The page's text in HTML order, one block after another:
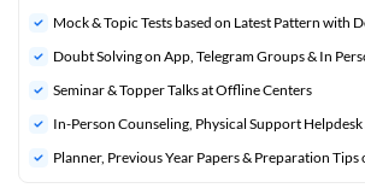
Mock & Topic Tests based on Latest Pattern with
Doubt Solving on App, Telegram Groups & In
Seminar & Topper Talks at Offline Centers
In-Person Counseling, Physical Support
⁠Planner, Previous Year Papers & Preparation